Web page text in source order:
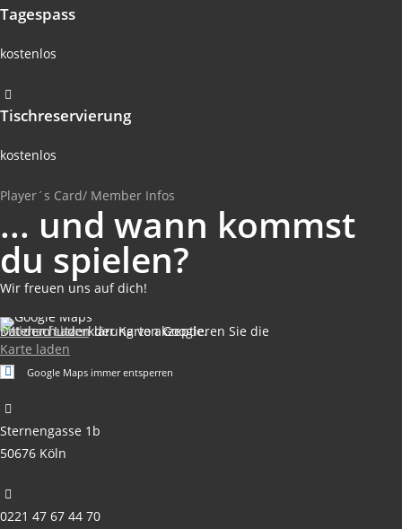
Tagespass
kostenlos
Tischreservierung
kostenlos
Player´s Card/ Member Infos
... und wann kommst
du spielen?
Wir freuen uns auf dich!
Mit dem Laden der Karte akzeptieren Sie die Datenschutzerklärung von Google.
Mehr erfahren
Karte laden
Google Maps immer entsperren
Sternengasse 1b
50676 Köln
0221 47 67 44 70